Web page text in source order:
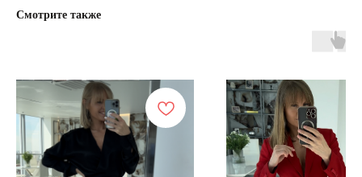
Смотрите также